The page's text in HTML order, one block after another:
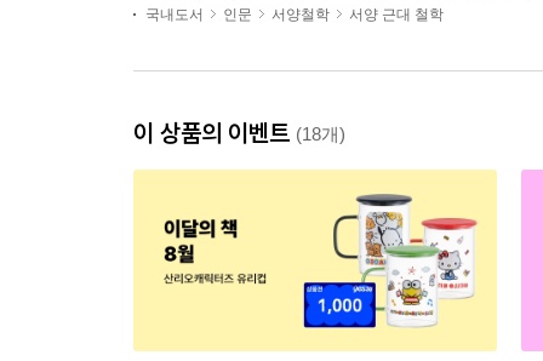
국내도서
인문 서양철학 서양 근대 철학
이 상품의 이벤트 (18개)